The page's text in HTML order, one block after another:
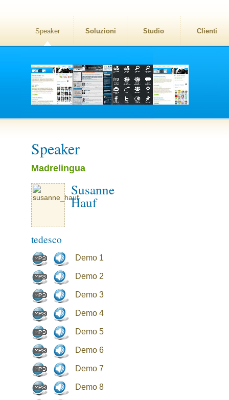
Speaker Soluzioni Studio Clienti
Speaker
Madrelingua
Susanne
Hauf
tedesco
Demo 1
Demo 2
Demo 3
Demo 4
Demo 5
Demo 6
Demo 7
Demo 8